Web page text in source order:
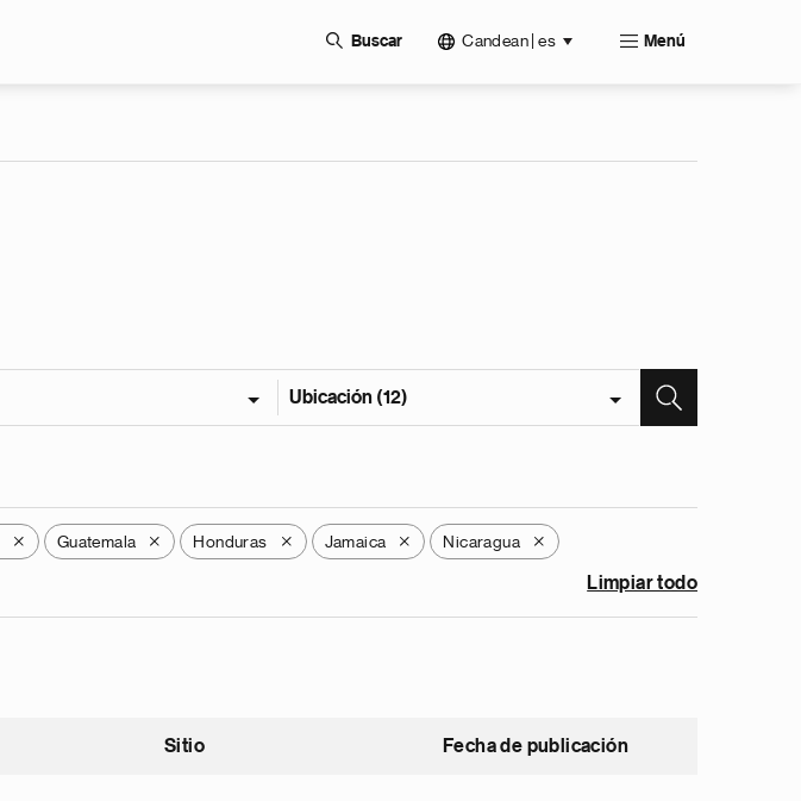
Buscar Candean | es Menú
Ubicación (12)
X Guatemala X Honduras X Jamaica X Nicaragua X
Limpiar todo
Sitio Fecha de publicación